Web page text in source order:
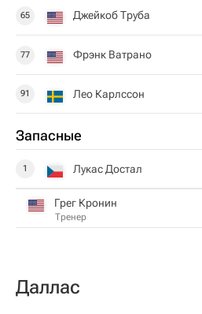
65 Джейкоб Труба
77 Фрэнк Ватрано
91 Лео Карлссон
Запасные
1 Лукас Достал
Грег Кронин
Тренер
Даллас